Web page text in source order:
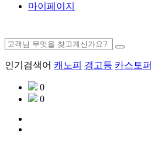
마이페이지
인기검색어 캐노피 경고등 카스토퍼
0
0